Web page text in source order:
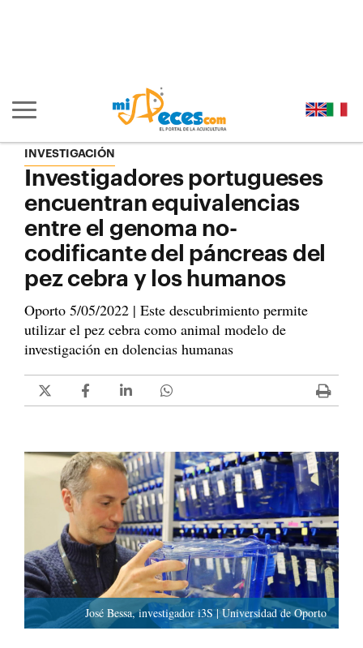
Mostrar/ocultar navegación principal
INVESTIGACIÓN
Investigadores portugueses
encuentran equivalencias
entre el genoma no-
codificante del páncreas del
pez cebra y los humanos
Oporto 5/05/2022 | Este descubrimiento permite
utilizar el pez cebra como animal modelo de
investigación en dolencias humanas
José Bessa, investigador i3S | Universidad de Oporto